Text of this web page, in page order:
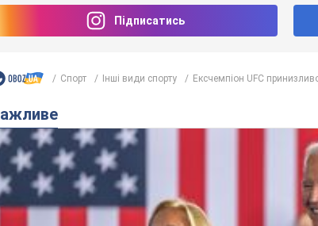
Підписатись
Спорт Інші види спорту Ексчемпіон UFC
Важливе